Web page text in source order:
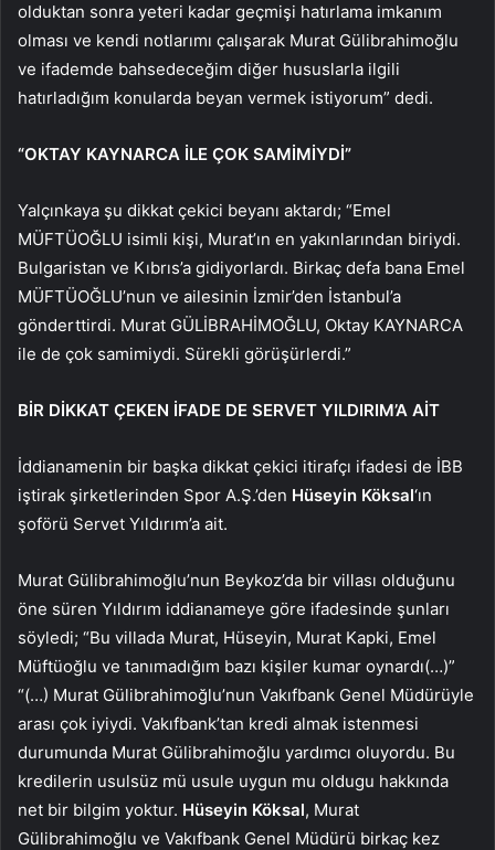
olduktan sonra yeteri kadar geçmişi hatırlama imkanım
olması ve kendi notlarımı çalışarak Murat Gülibrahimoğlu
ve ifademde bahsedeceğim diğer hususlarla ilgili
hatırladığım konularda beyan vermek istiyorum” dedi.
“OKTAY KAYNARCA İLE ÇOK SAMİMİYDİ”
Yalçınkaya şu dikkat çekici beyanı aktardı; “Emel
MÜFTÜOĞLU isimli kişi, Murat’ın en yakınlarından biriydi.
Bulgaristan ve Kıbrıs’a gidiyorlardı. Birkaç defa bana Emel
MÜFTÜOĞLU’nun ve ailesinin İzmir’den İstanbul’a
gönderttirdi. Murat GÜLİBRAHİMOĞLU, Oktay KAYNARCA
ile de çok samimiydi. Sürekli görüşürlerdi.”
BİR DİKKAT ÇEKEN İFADE DE SERVET YILDIRIM’A AİT
İddianamenin bir başka dikkat çekici itirafçı ifadesi de İBB
iştirak şirketlerinden Spor A.Ş.’den Hüseyin Köksal‘ın
şoförü Servet Yıldırım’a ait.
Murat Gülibrahimoğlu’nun Beykoz’da bir villası olduğunu
öne süren Yıldırım iddianameye göre ifadesinde şunları
söyledi; “Bu villada Murat, Hüseyin, Murat Kapki, Emel
Müftüoğlu ve tanımadığım bazı kişiler kumar oynardı(…)”
“(…) Murat Gülibrahimoğlu’nun Vakıfbank Genel Müdürüyle
arası çok iyiydi. Vakıfbank’tan kredi almak istenmesi
durumunda Murat Gülibrahimoğlu yardımcı oluyordu. Bu
kredilerin usulsüz mü usule uygun mu oldugu hakkında
net bir bilgim yoktur. Hüseyin Köksal, Murat
Gülibrahimoğlu ve Vakıfbank Genel Müdürü birkaç kez